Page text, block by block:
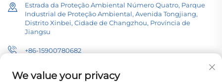
Estrada da Proteção Ambiental Número Quatro, Parque
Industrial de Proteção Ambiental, Avenida Tongjiang,
Distrito Xinbei, Cidade de Changzhou, Província de
Jiangsu
+86-15900780682
[email protected]
We value your privacy